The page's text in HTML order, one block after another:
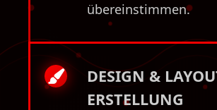
übereinstimmen.
DESIGN &
ERSTELLUNG